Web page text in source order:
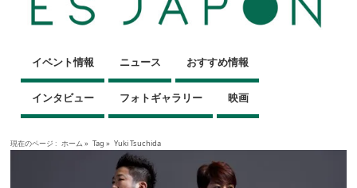
イベント情報 ニュース おすすめ情報
インタビュー フォトギャラリー 映画
現在のページ : ホーム » Tag » Yuki Tsuchida